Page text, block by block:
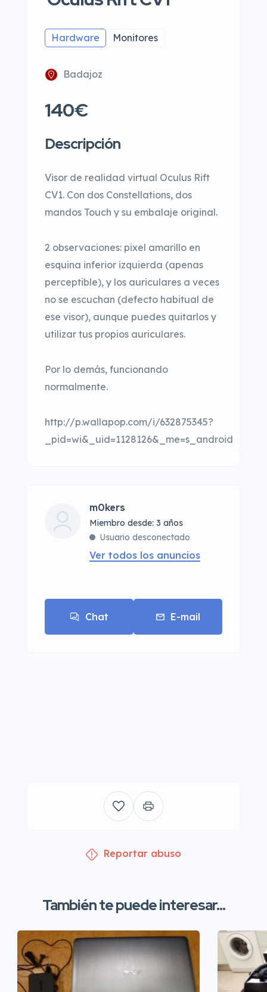
Hardware Monitores
Badajoz
140€
Descripción
Visor de realidad virtual Oculus Rift
CV1. Con dos Constellations, dos
mandos Touch y su embalaje original.
2 observaciones: pixel amarillo en
esquina inferior izquierda (apenas
perceptible), y los auriculares a veces
no se escuchan (defecto habitual de
ese visor), aunque puedes quitarlos y
utilizar tus propios auriculares.
Por lo demás, funcionando
normalmente.
http://p.wallapop.com/i/632875345?
_pid=wi&_uid=1128126&_me=s_android
m0kers
Miembro desde: 3 años
Usuario desconectado
Ver todos los anuncios
Chat E-mail
Reportar abuso
También te puede interesar...